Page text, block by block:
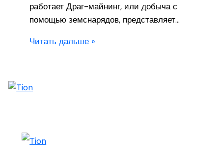
работает Драг-майнинг, или добыча с
помощью земснарядов, представляет…
Читать дальше »